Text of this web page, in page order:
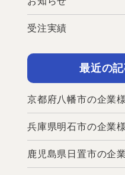
受注実績
最近の
京都府八幡市の企業
兵庫県明石市の企業
鹿児島県日置市の企